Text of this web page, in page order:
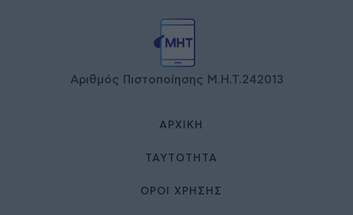
Αριθμός Πιστοποίησης Μ.Η.Τ.242013
ΑΡΧΙΚΉ
ΤΑΥΤΌΤΗΤΑ
ΌΡΟΙ ΧΡΉΣΗΣ